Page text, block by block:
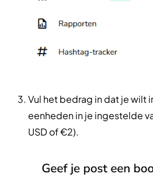
Vul het bedrag in dat je wilt
eenheden in je ingestelde
USD of €2).